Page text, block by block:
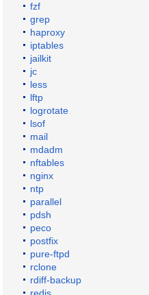
fzf
grep
haproxy
iptables
jailkit
jc
less
lftp
logrotate
lsof
mail
mdadm
nftables
nginx
ntp
parallel
pdsh
peco
postfix
pure-ftpd
rclone
rdiff-backup